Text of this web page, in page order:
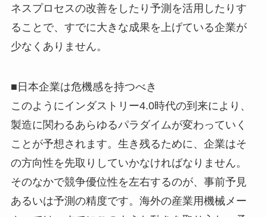
ネスプロセスの改善をしたり予測を活用したりす
ることで、すでに大きな成果を上げている企業が
少なくありません。
■日本企業は危機感を持つべき
このようにインダストリー4.0時代の到来により、
製造に関わるあらゆるパラダイムが変わっていく
ことが予想されます。生き残るために、企業はそ
の方向性を先取りしていかなければなりません。
そのなかで競争優位性を左右するのが、事前予見
あるいは予測の精度です。海外の産業用機械メー